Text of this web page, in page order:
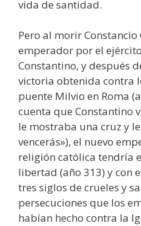
vida de santidad.
Pero al morir
emperador por el
Constantino, y después
victoria obtenida contra
puente Milvio en Roma
cuenta que Constantino
le mostraba una cruz y
vencerás»), el nuevo
religión católica tendría
libertad (año 313) y con
tres siglos de crueles y
persecuciones que los
habían hecho contra la